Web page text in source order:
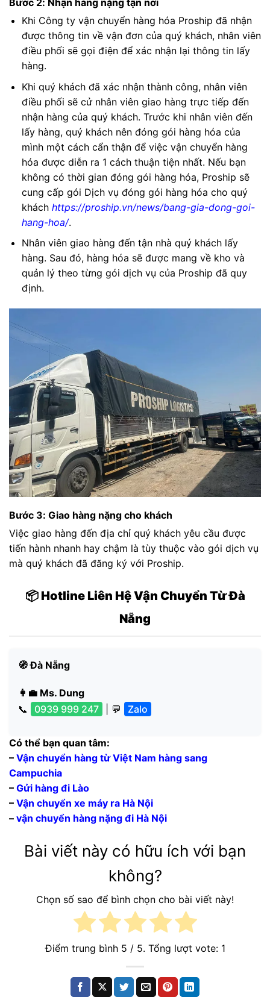
Bước 2: Nhận hàng nặng tận nơi
Khi Công ty vận chuyển hàng hóa Proship đã nhận
được thông tin về vận đơn của quý khách, nhân viên
điều phối sẽ gọi điện để xác nhận lại thông tin lấy
hàng.
Khi quý khách đã xác nhận thành công, nhân viên
điều phối sẽ cử nhân viên giao hàng trực tiếp đến
nhận hàng của quý khách. Trước khi nhân viên đến
lấy hàng, quý khách nên đóng gói hàng hóa của
mình một cách cẩn thận để việc vận chuyển hàng
hóa được diễn ra 1 cách thuận tiện nhất. Nếu bạn
không có thời gian đóng gói hàng hóa, Proship sẽ
cung cấp gói Dịch vụ đóng gói hàng hóa cho quý
khách https://proship.vn/news/bang-gia-dong-goi-
hang-hoa/.
Nhân viên giao hàng đến tận nhà quý khách lấy
hàng. Sau đó, hàng hóa sẽ được mang về kho và
quản lý theo từng gói dịch vụ của Proship đã quy
định.
Bước 3: Giao hàng nặng cho khách
Việc giao hàng đến địa chỉ quý khách yêu cầu được
tiến hành nhanh hay chậm là tùy thuộc vào gói dịch vụ
mà quý khách đã đăng ký với Proship.
📦 Hotline Liên Hệ Vận Chuyển Từ Đà
Nẵng
🧭 Đà Nẵng
👩‍💼 Ms. Dung
📞
0939 999 247 | 💬 Zalo
Có thể bạn quan tâm:
– Vận chuyển hàng từ Việt Nam hàng sang
Campuchia
– Gửi hàng đi Lào
– Vận chuyển xe máy ra Hà Nội
– vận chuyển hàng nặng đi Hà Nội
Bài viết này có hữu ích với bạn
không?
Chọn số sao để bình chọn cho bài viết này!
Điểm trung bình 5 / 5. Tổng lượt vote: 1